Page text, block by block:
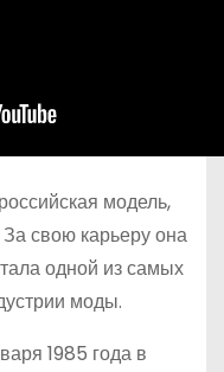
модель,
свою карьеру она
одной из самых
моды.
1985 года в